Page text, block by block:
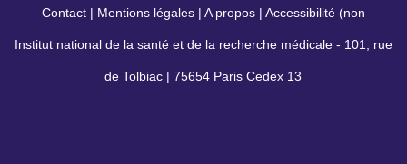
Contact | Mentions légales | A propos | Accessibilité (non
conforme)
Institut national de la santé et de la recherche médicale - 101, rue
de Tolbiac | 75654 Paris Cedex 13